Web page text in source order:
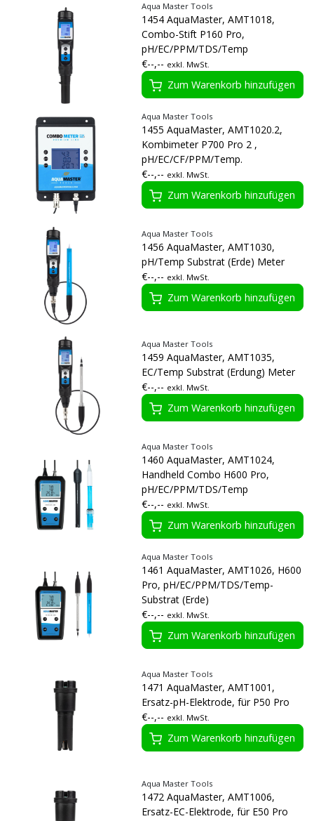
Aqua Master Tools
1454 AquaMaster, AMT1018,
Combo-Stift P160 Pro,
pH/EC/PPM/TDS/Temp
€--,-- exkl. MwSt.
Zum Warenkorb hinzufügen
Aqua Master Tools
1455 AquaMaster, AMT1020.2,
Kombimeter P700 Pro 2 ,
pH/EC/CF/PPM/Temp.
€--,-- exkl. MwSt.
Zum Warenkorb hinzufügen
Aqua Master Tools
1456 AquaMaster, AMT1030,
pH/Temp Substrat (Erde) Meter
€--,-- exkl. MwSt.
Zum Warenkorb hinzufügen
Aqua Master Tools
1459 AquaMaster, AMT1035,
EC/Temp Substrat (Erdung) Meter
€--,-- exkl. MwSt.
Zum Warenkorb hinzufügen
Aqua Master Tools
1460 AquaMaster, AMT1024,
Handheld Combo H600 Pro,
pH/EC/PPM/TDS/Temp
€--,-- exkl. MwSt.
Zum Warenkorb hinzufügen
Aqua Master Tools
1461 AquaMaster, AMT1026, H600
Pro, pH/EC/PPM/TDS/Temp-
Substrat (Erde)
€--,-- exkl. MwSt.
Zum Warenkorb hinzufügen
Aqua Master Tools
1471 AquaMaster, AMT1001,
Ersatz-pH-Elektrode, für P50 Pro
€--,-- exkl. MwSt.
Zum Warenkorb hinzufügen
Aqua Master Tools
1472 AquaMaster, AMT1006,
Ersatz-EC-Elektrode, für E50 Pro